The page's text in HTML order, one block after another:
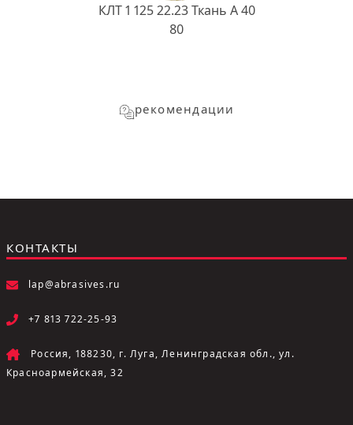
КЛТ 1 125 22.23 Ткань A 40
80
рекомендации
КОНТАКТЫ
lap@abrasives.ru
+7 813 722-25-93
Россия, 188230, г. Луга, Ленинградская обл., ул.
Красноармейская, 32